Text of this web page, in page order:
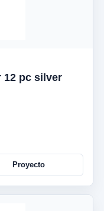
12 pc silver
Proyecto